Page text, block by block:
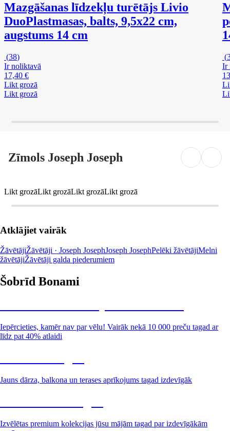
Mazgāšanas līdzekļu turētājs Livio
DuoPlastmasas, balts, 9,5x22 cm,
augstums 14 cm
(38)
Ir noliktavā
17,40 €
Likt grozā
Likt grozā
(
Ir
Zīmols Joseph Joseph
Likt grozāLikt grozāLikt grozāLikt grozā
Atklājiet vairāk
ŽāvētājiŽāvētāji · Joseph JosephJoseph JosephPelēki žāvētājiMelni
žāvētājiŽāvētāji galda piederumiem
Šobrīd Bonami
Iepērcieties, kamēr nav par vēlu! Vairāk nekā 10 000 preču tagad ar
līdz pat 40% atlaidi
Jauns dārza, balkona un terases aprīkojums tagad izdevīgāk
Izvēlētas premium kolekcijas jūsu mājām tagad par izdevīgākām